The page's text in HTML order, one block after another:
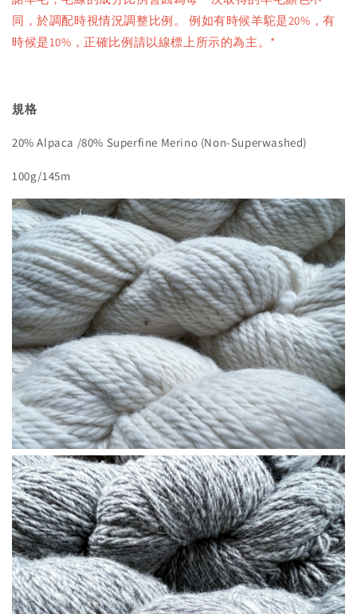
同，於調配時視情況調整比例。 例如有時候羊駝是20%，有
時候是10%，正確比例請以線標上所示的為主。*
規格
20% Alpaca /80% Superfine Merino (Non-Superwashed)
100g/145m